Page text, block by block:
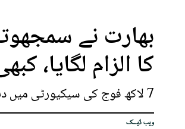
بھارت نے
کا الزام لگایا،
7 لاکھ فوج کی سیکیورٹی میں دہشت گردوں کا حملہ مودی کے لیے ڈوب مرنے کا مقام ہے، وزیر اطلاعات پنجاب
ویب ڈیسک